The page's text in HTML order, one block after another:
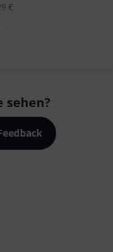
€
sehen?